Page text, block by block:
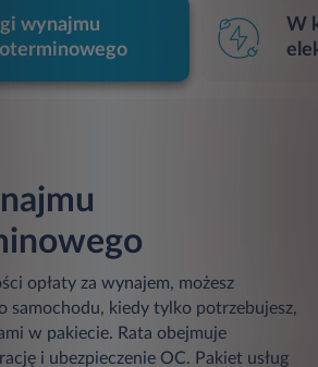
wynajmu
W
opłaty za wynajem, możesz
samochodu, kiedy tylko potrzebujesz,
w pakiecie. Rata obejmuje
i ubezpieczenie OC. Pakiet usług